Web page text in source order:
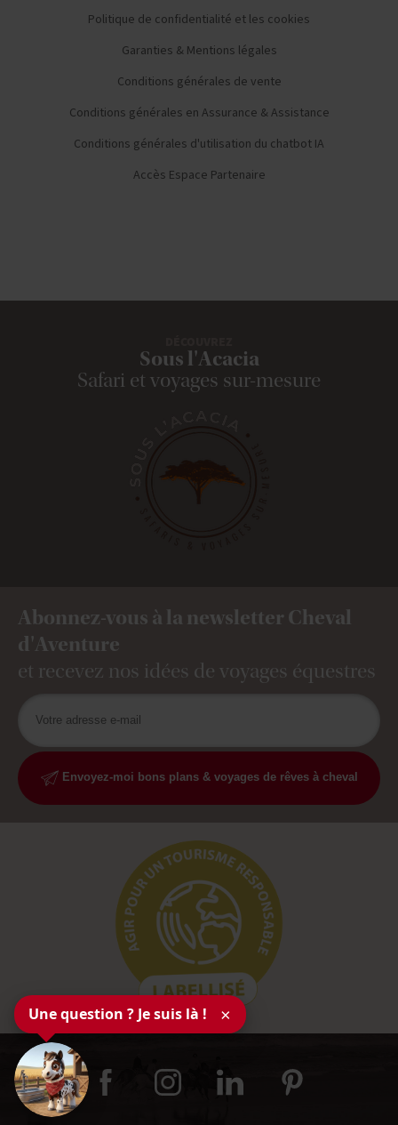
Politique de confidentialité et les cookies
Garanties & Mentions légales
Conditions générales de vente
Conditions générales en Assurance & Assistance
Conditions générales d'utilisation du chatbot IA
Accès Espace Partenaire
Sous l'Acacia
Safari et voyages sur-mesure
Abonnez-vous à la newsletter Cheval
d'Aventure
et recevez nos idées de voyages équestres
Envoyez-moi bons plans & voyages de rêves à cheval
Une question ? Je suis là ! ×